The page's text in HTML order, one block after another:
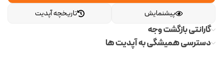
تاریخچه آپدیت
پیشنمایش
گارانتی بازگشت وجه
دسترسی همیشگی به آپدیت ها